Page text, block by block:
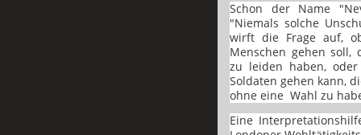
Schon der Name
"Niemals solche
wirft die Frage auf,
Menschen gehen
zu leiden haben,
Soldaten gehen kann,
ohne eine Wahl zu
Eine